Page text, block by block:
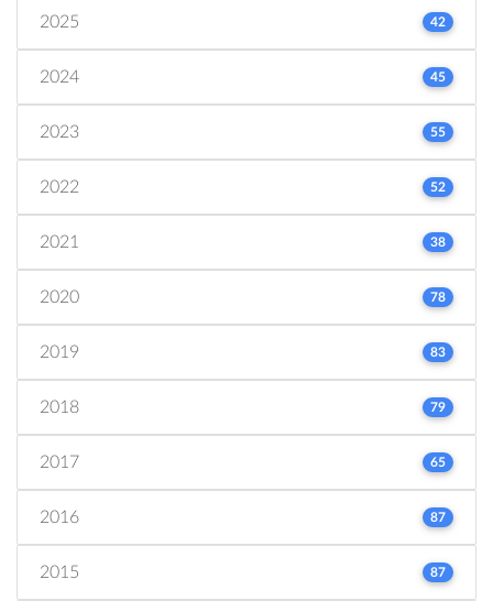
2025 42
2024 45
2023 55
2022 52
2021 38
2020 78
2019 83
2018 79
2017 65
2016 87
2015 87